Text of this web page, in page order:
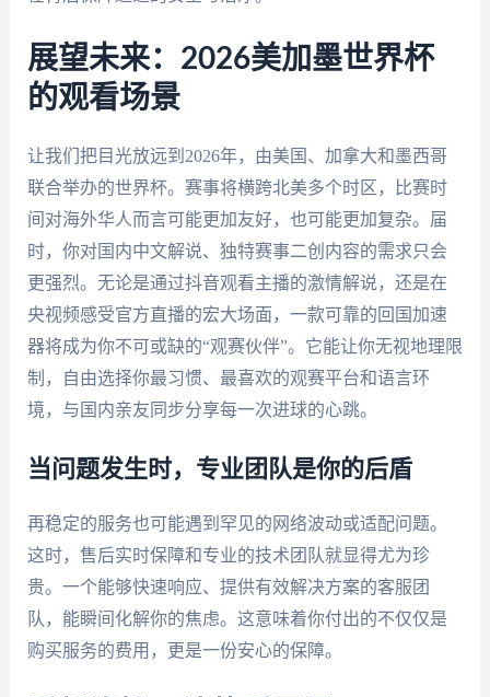
展望未来：2026美加墨世界杯
的观看场景
让我们把目光放远到2026年，由美国、加拿大和墨西哥
联合举办的世界杯。赛事将横跨北美多个时区，比赛时
间对海外华人而言可能更加友好，也可能更加复杂。届
时，你对国内中文解说、独特赛事二创内容的需求只会
更强烈。无论是通过抖音观看主播的激情解说，还是在
央视频感受官方直播的宏大场面，一款可靠的回国加速
器将成为你不可或缺的“观赛伙伴”。它能让你无视地理限
制，自由选择你最习惯、最喜欢的观赛平台和语言环
境，与国内亲友同步分享每一次进球的心跳。
当问题发生时，专业团队是你的后盾
再稳定的服务也可能遇到罕见的网络波动或适配问题。
这时，售后实时保障和专业的技术团队就显得尤为珍
贵。一个能够快速响应、提供有效解决方案的客服团
队，能瞬间化解你的焦虑。这意味着你付出的不仅仅是
购买服务的费用，更是一份安心的保障。